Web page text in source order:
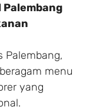
Palembang,
menu
yang